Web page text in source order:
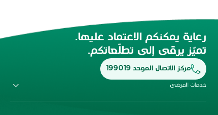
رعاية يمكنكم الاعتماد عليها.
تميّز يرقى إلى تطلّعاتكم.
مركز الاتصال الموحد 199019
خدمات المرضى